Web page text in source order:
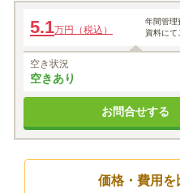
5.1万円（税込）
年間管理
資料にて
空き状況
空きあり
お問合せする
価格・費用を